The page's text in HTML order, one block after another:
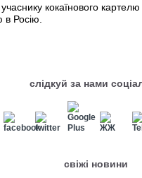
кокаїнового
в Росію.
слідкуй за нами
свіжі новини